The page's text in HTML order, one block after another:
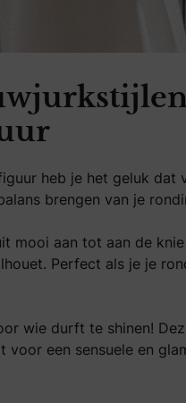
heb je het geluk
brengen van je
mooi aan tot aan de
Perfect als je je
wie durft te shinen!
voor een sensuele en